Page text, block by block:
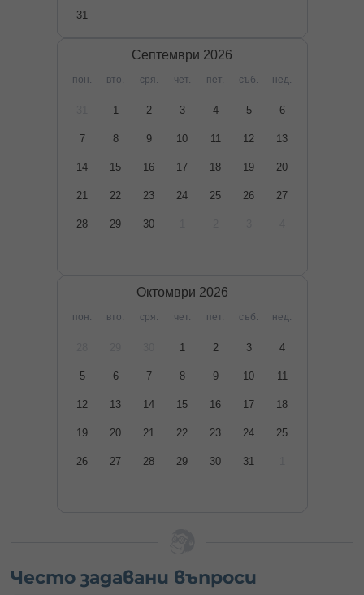
31
Септември 2026
пон. вто. сря. чет. пет. съб. нед.
1 2 3 4 5 6
7 8 9 10 11 12 13
14 15 16 17 18 19 20
21 22 23 24 25 26 27
28 29 30
Октомври 2026
пон. вто. сря. чет. пет. съб. нед.
1 2 3 4
5 6 7 8 9 10 11
12 13 14 15 16 17 18
19 20 21 22 23 24 25
26 27 28 29 30 31
Често задавани въпроси